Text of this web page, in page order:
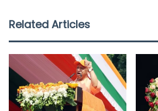
e
o
k
t
e
t
A
p
p
i
n
k
Related Articles